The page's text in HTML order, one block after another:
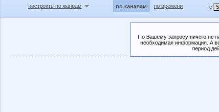
настроить по жанрам
по каналам по времени с
По Вашему запросу ничего не
необходимая информация. А
период